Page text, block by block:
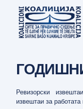
Ревизорски
извештаи за работата